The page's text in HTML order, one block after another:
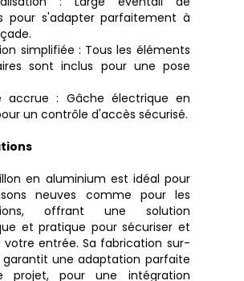
pour s'adapter parfaitement à
simplifiée : Tous les éléments
sont inclus pour une pose
accrue : Gâche électrique en
un contrôle d'accès sécurisé.
en aluminium est idéal pour
neuves comme pour les
offrant une solution
et pratique pour sécuriser et
votre entrée. Sa fabrication sur-
garantit une adaptation parfaite
projet, pour une intégration